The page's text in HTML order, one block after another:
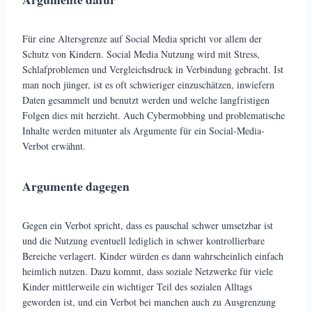
Für eine Altersgrenze auf Social Media spricht vor allem der
Schutz von Kindern. Social Media Nutzung wird mit Stress,
Schlafproblemen und Vergleichsdruck in Verbindung gebracht. Ist
man noch jünger, ist es oft schwieriger einzuschätzen, inwiefern
Daten gesammelt und benutzt werden und welche langfristigen
Folgen dies mit herzieht. Auch Cybermobbing und problematische
Inhalte werden mitunter als Argumente für ein Social-Media-
Verbot erwähnt.
Argumente dagegen
Gegen ein Verbot spricht, dass es pauschal schwer umsetzbar ist
und die Nutzung eventuell lediglich in schwer kontrollierbare
Bereiche verlagert. Kinder würden es dann wahrscheinlich einfach
heimlich nutzen. Dazu kommt, dass soziale Netzwerke für viele
Kinder mittlerweile ein wichtiger Teil des sozialen Alltags
geworden ist, und ein Verbot bei manchen auch zu Ausgrenzung